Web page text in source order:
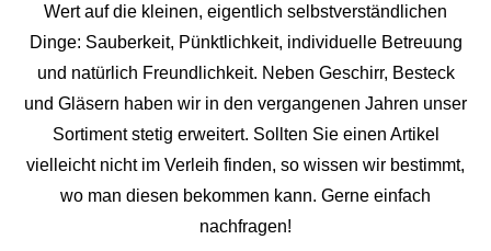
Wert auf die kleinen, eigentlich selbstverständlichen
Dinge: Sauberkeit, Pünktlichkeit, individuelle Betreuung
und natürlich Freundlichkeit. Neben Geschirr, Besteck
und Gläsern haben wir in den vergangenen Jahren unser
Sortiment stetig erweitert. Sollten Sie einen Artikel
vielleicht nicht im Verleih finden, so wissen wir bestimmt,
wo man diesen bekommen kann. Gerne einfach
nachfragen!